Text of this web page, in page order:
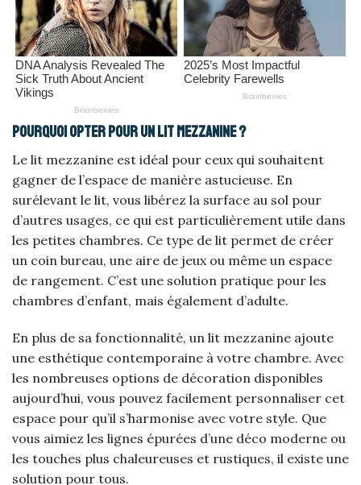
Pourquoi opter pour un lit mezzanine ?
Le lit mezzanine est idéal pour ceux qui souhaitent
gagner de l’espace de manière astucieuse. En
surélevant le lit, vous libérez la surface au sol pour
d’autres usages, ce qui est particulièrement utile dans
les petites chambres. Ce type de lit permet de créer
un coin bureau, une aire de jeux ou même un espace
de rangement. C’est une solution pratique pour les
chambres d’enfant, mais également d’adulte.
En plus de sa fonctionnalité, un lit mezzanine ajoute
une esthétique contemporaine à votre chambre. Avec
les nombreuses options de décoration disponibles
aujourd’hui, vous pouvez facilement personnaliser cet
espace pour qu’il s’harmonise avec votre style. Que
vous aimiez les lignes épurées d’une déco moderne ou
les touches plus chaleureuses et rustiques, il existe une
solution pour tous.